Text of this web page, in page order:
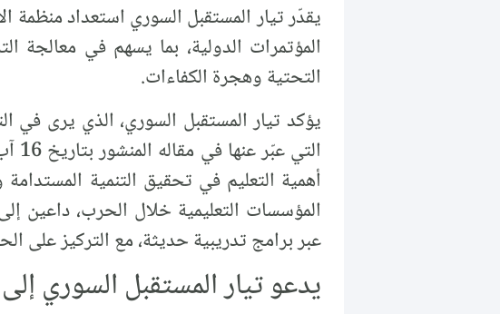
يقدّر تيار المستقبل السوري استعداد منظمة
التحتية وهجرة الكفاءات.
يؤكد تيار المستقبل السوري، الذي يرى في
المؤسسات التعليمية خلال الحرب، داعين
عبر برامج تدريبية حديثة، مع التركيز على
يدعو تيار المستقبل السوري